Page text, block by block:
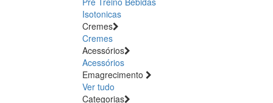
Isotonicas
Cremes
Cremes
Acessórios
Acessórios
Emagrecimento
Ver tudo
Categorias